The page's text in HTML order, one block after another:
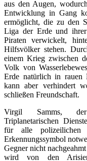
aus den Augen,
Entwicklung in Gang
ermöglicht, die zu den
Liga der Erde und
Piraten verwickelt,
Hilfsvölker stehen.
einem Krieg zwischen
Volk von
Erde natürlich in rauen
kann aber verhindert
schließen Freundschaft.
Virgil Samms,
Triplanetarischen
für alle polizeilichen
Erkennungssymbol
Gegner nicht
wird von den